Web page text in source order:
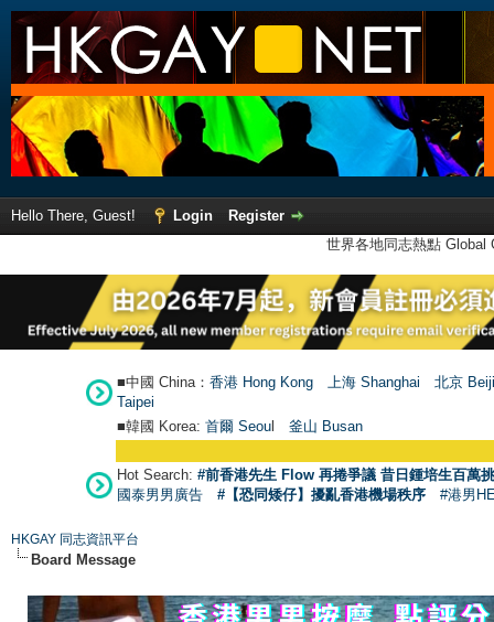
Hello There, Guest! Login
Register
世界各地同志熱點
■中國 China： 香港 Hong Kong 上海 Shanghai
北京
Taipei
■韓國 Korea: 首爾 Seoul 釜山 Busan
Hot Search: #前香港先生 Flow 再捲爭議 昔日鍾培生百萬
國泰男男廣告
#【恐同矮仔】擾亂香港機場秩序 #港男
HKGAY 同志資訊平台
Board Message